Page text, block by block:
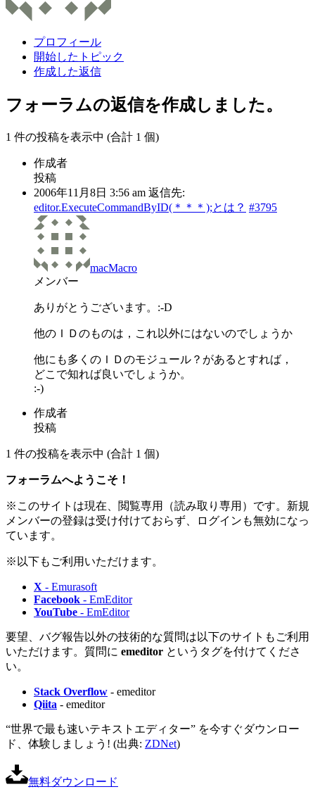
プロフィール
開始したトピック
作成した返信
フォーラムの返信を作成しました。
1 件の投稿を表示中 (合計 1 個)
作成者
投稿
2006年11月8日 3:56 am 返信先:
editor.ExecuteCommandByID(＊＊＊);とは？ #3795
macMacro
メンバー
ありがとうございます。:-D
他のＩＤのものは，これ以外にはないのでしょうか
他にも多くのＩＤのモジュール？があるとすれば，
どこで知れば良いでしょうか。
:-)
作成者
投稿
1 件の投稿を表示中 (合計 1 個)
フォーラムへようこそ！
※このサイトは現在、閲覧専用（読み取り専用）です。新規
メンバーの登録は受け付けておらず、ログインも無効になっ
ています。
※以下もご利用いただけます。
X - Emurasoft
Facebook - EmEditor
YouTube - EmEditor
要望、バグ報告以外の技術的な質問は以下のサイトもご利用
いただけます。質問に emeditor というタグを付けてくださ
い。
Stack Overflow - emeditor
Qiita - emeditor
“世界で最も速いテキストエディター” を今すぐダウンロー
ド、体験しましょう! (出典: ZDNet)
無料ダウンロード